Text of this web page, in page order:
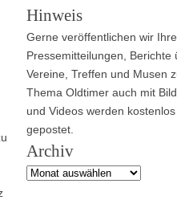
Hinweis
Gerne veröffentlichen wir Ihre
Pressemitteilungen, Berichte
Vereine, Treffen und Musen
Thema Oldtimer auch mit
und Videos werden kostenlos
gepostet.
Archiv
Archiv